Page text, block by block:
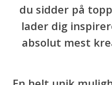
du sidder på
lader dig
absolut mest